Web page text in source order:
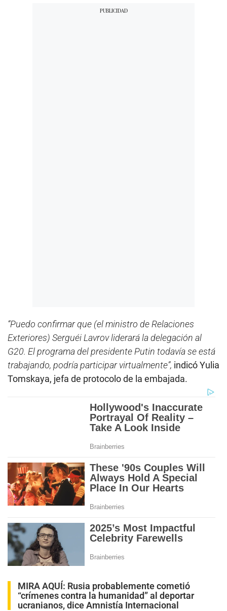
“Puedo confirmar que (el ministro de Relaciones
Exteriores) Serguéi Lavrov liderará la delegación al
G20. El programa del presidente Putin todavía se está
trabajando, podría participar virtualmente”, indicó Yulia
Tomskaya, jefa de protocolo de la embajada.
MIRA AQUÍ: Rusia probablemente cometió
“crímenes contra la humanidad” al deportar
ucranianos, dice Amnistía Internacional